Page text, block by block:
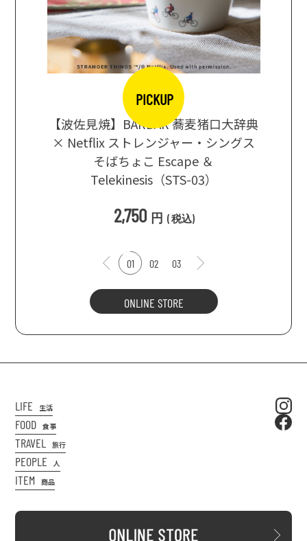
PICKUP
【波佐見焼】BARBAR 蕎麦猪口大辞典
× Netflix ストレンジャー・シングス
そばちょこ Escape ＆
Telekinesis（STS-03）
2,750 円 (税込)
01 02 03
ONLINE STORE
LIFE 生活
FOOD 食事
TRAVEL 旅行
PEOPLE 人
ITEM 商品